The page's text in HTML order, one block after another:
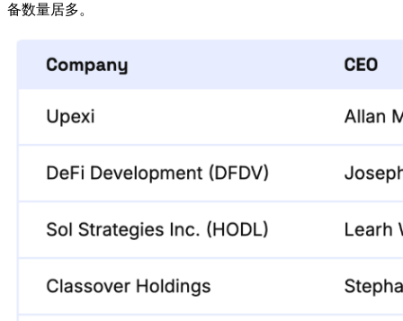
备数量居多。